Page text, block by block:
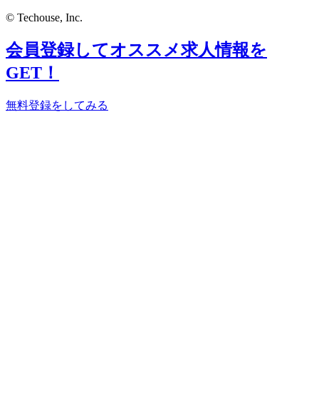
© Techouse, Inc.
会員登録してオススメ求人情報を
GET！
無料登録をしてみる